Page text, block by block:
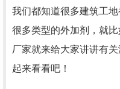
我们都知道很多建筑工
很多类型的外加剂，就
厂家就来给大家讲讲有
起来看看吧！